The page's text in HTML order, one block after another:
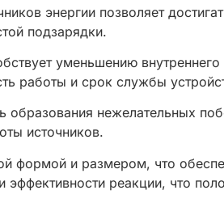
энергии позволяет
подзарядки.
уменьшению внутреннего
работы и срок службы
образования нежелательных
источников.
формой и размером, что
реакции, что